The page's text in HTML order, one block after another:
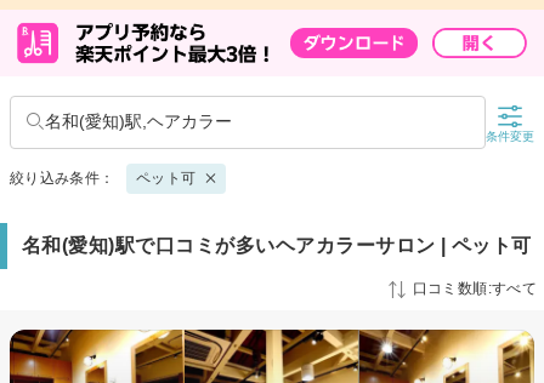
名和(愛知)駅,ヘアカラー
条件変更
絞り込み条件： ペット可
名和(愛知)駅で口コミが多いヘアカラーサロン | ペット可
口コミ数順:すべて